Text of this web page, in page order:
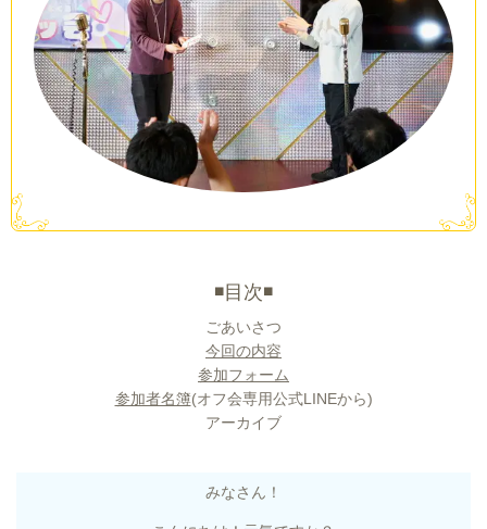
◾️目次◾️
ごあいさつ
今回の内容
参加フォーム
参加者名簿(オフ会専用公式LINEから)
アーカイブ
みなさん！